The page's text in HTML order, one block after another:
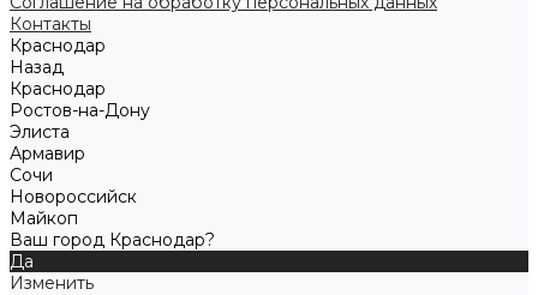
Контакты
Краснодар
Назад
Краснодар
Ростов-на-Дону
Элиста
Армавир
Сочи
Новороссийск
Майкоп
Ваш город Краснодар?
Да
Изменить